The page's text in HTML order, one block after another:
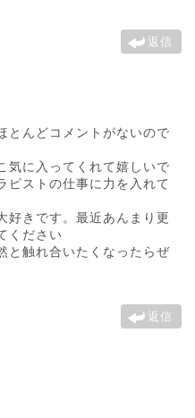
返信
とんどコメントがないので
気に入ってくれて嬉しいで
ピストの仕事に力を入れて
好きです。最近あんまり更
ください
と触れ合いたくなったらぜ
返信